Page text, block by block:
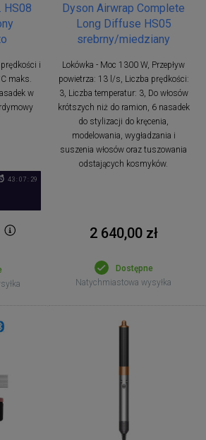
HS08
i
maks.
w
43 : 07 : 28
Dyson Airwrap Complete
Long Diffuse HS05
srebrny/miedziany
Lokówka - Moc 1300 W, Przepływ
powietrza: 13 l/s, Liczba prędkości:
3, Liczba temperatur: 3, Do włosów
krótszych niż do ramion, 6 nasadek
do stylizacji do kręcenia,
modelowania, wygładzania i
suszenia włosów oraz tuszowania
odstających kosmyków.
2 640,00 zł
Dostępne
Natychmiastowa wysyłka